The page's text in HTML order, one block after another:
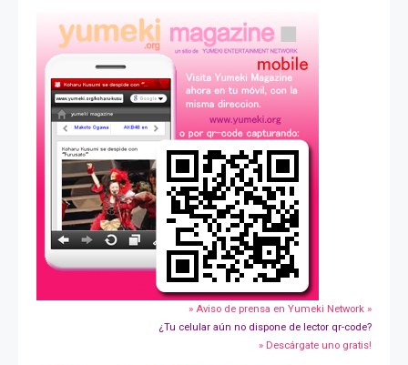
» Aviso de prensa en Yumeki Network »
¿Tu celular aún no dispone de lector qr-code?
» Descárgate uno gratis!